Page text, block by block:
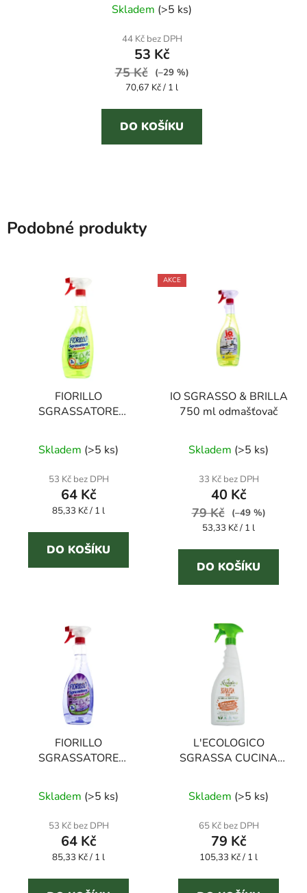
hodnocení
produktu
je
4,0
z
5
hvězdiček.
Skladem (>5 ks)
44 Kč bez DPH
53 Kč
75 Kč
(–29 %)
Měrná
70,67 Kč / 1 l
DO KOŠÍKU
Podobné produkty
FIORILLO
SGRASSATORE
750 ml odmašťovač
Skladem (>5 ks)
53 Kč bez DPH
64 Kč
Měrná
85,33 Kč / 1 l
DO KOŠÍKU
AKCE
IO SGRASSO & BRILLA
750 ml odmašťovač
hodnocení
produktu
je
4,0
z
5
hvězdiček.
Skladem (>5 ks)
33 Kč bez DPH
40 Kč
79 Kč
(–49 %)
Měrná
53,33 Kč / 1 l
DO KOŠÍKU
FIORILLO
SGRASSATORE
LAVANDA 750 ml
odmašťovač
hodnocení
produktu
je
3,0
z
Skladem (>5 ks)
53 Kč bez DPH
64 Kč
Měrná
85,33 Kč / 1 l
L'ECOLOGICO
SGRASSA CUCINA
hodnocení
produktu
je
5,0
z
Skladem (>5 ks)
65 Kč bez DPH
79 Kč
Měrná
105,33 Kč / 1 l